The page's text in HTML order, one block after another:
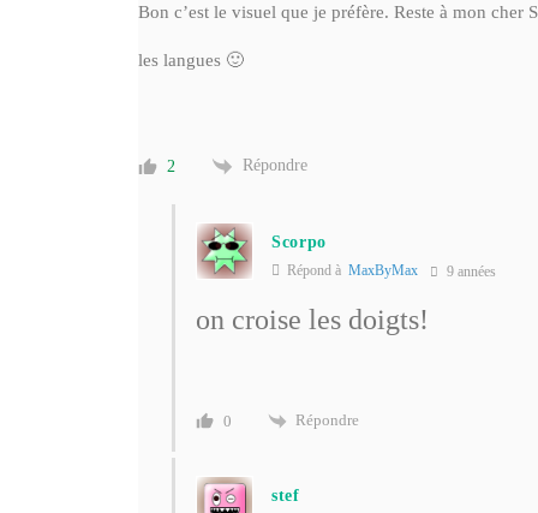
Bon c’est le visuel que je préfère. Reste à mon cher
les langues 🙂
2 Répondre
Scorpo
Répond à MaxByMax 9 années
on croise les doigts!
0 Répondre
stef